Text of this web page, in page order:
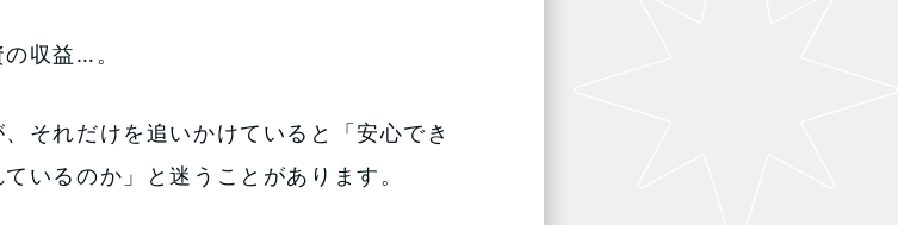
収益…。
それだけを追いかけていると「安心でき
いるのか」と迷うことがあります。